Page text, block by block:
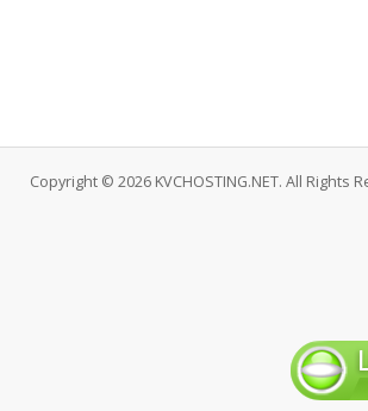
Copyright © 2026 KVCHOSTING.NET. All Rights